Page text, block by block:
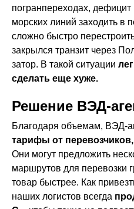
погранпереходах, дефицит
морских линий заходить в
сложно быстро
закрылся транзит через
затор. В такой ситуации
сделать еще хуже.
Решение ВЭД-
Благодаря объемам, ВЭД-
тарифы от перевозчиков,
Они могут предложить
маршрутов для перевозки
товар быстрее. Как
наших логистов всегда